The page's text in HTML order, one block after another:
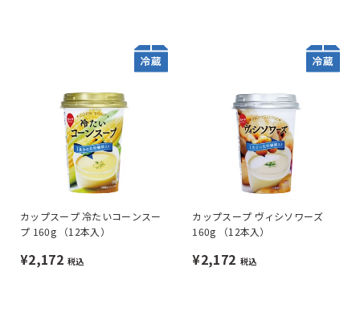
カップスープ 冷たいコーンスー
プ 160g （12本入）
¥2,172 税込
カップスープ ヴィシソワーズ
160g （12本入）
¥2,172 税込